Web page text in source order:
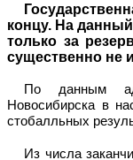
концу. На
только за
существенно не
По данным
Новосибирска в
стобалльных
Из числа